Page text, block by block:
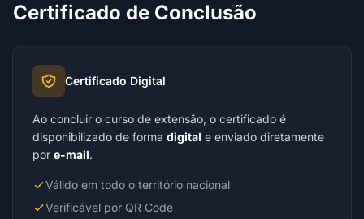
Certificado de Conclusão
Certificado Digital
Ao concluir o curso de extensão, o certificado é
disponibilizado de forma digital e enviado diretamente
por e-mail.
Válido em todo o território nacional
Verificável por QR Code